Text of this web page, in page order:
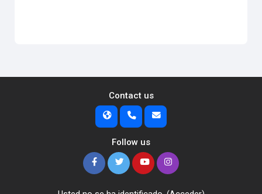
Contact us
Follow us